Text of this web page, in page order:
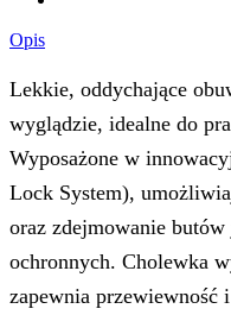
Opis
Lekkie, oddychające
wyglądzie, idealne do
Wyposażone w
Lock System),
oraz zdejmowanie
ochronnych. Cholewka
zapewnia przewiewność